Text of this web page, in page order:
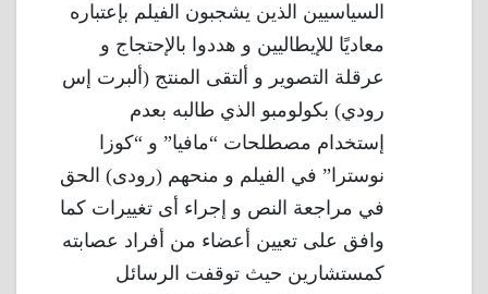
السياسيين الذين يشجبون الفيلم بإعتباره
معاديًا للإيطاليين و هددوا بالإحتجاج و
عرقلة التصوير و ألتقى المنتج (ألبرت إس
رودي) بكولومبو الذي طالبه بعدم
إستخدام مصطلحات “مافيا” و “كوزا
نوسترا” في الفيلم و منحهم (رودى) الحق
في مراجعة النص و إجراء أى تغييرات كما
وافق على تعيين أعضاء من أفراد عصابته
كمستشارين حيث توقفت الرسائل